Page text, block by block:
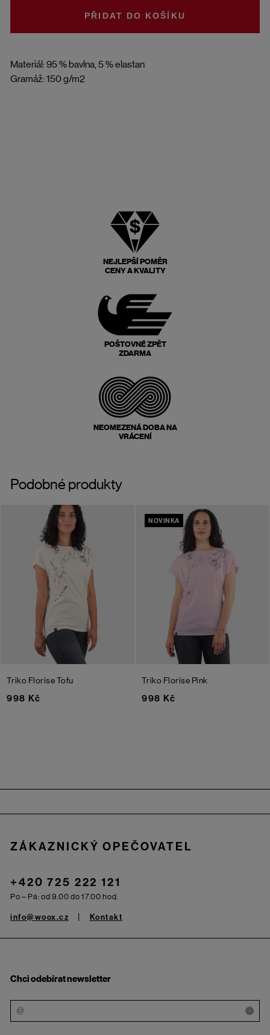
Materiál: 95 % bavlna, 5 % elastan
Gramáž: 150 g/m2
DO KOŠÍKU
NEJLEPŠÍ POMĚR
CENY A KVALITY
POŠTOVNÉ ZPĚT
ZDARMA
NEOMEZENÁ DOBA NA
VRÁCENÍ
Podobné produkty
Triko FloriseTofu
998 Kč
NOVINKA
Triko Florise Pink
998 Kč
ZÁKAZNICKÝ OPEČOVATEL
+420 725 222 121
Po – Pá: od 9.00 do 17.00 hod.
info@woox.cz Kontakt
Chci odebírat newsletter
i